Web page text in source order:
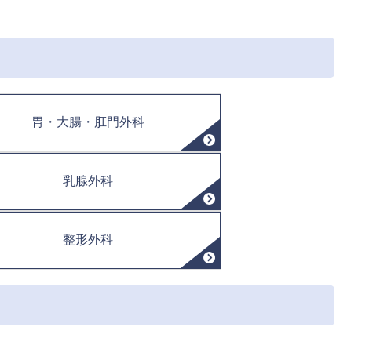
胃・大腸・肛門外科
乳腺外科
整形外科